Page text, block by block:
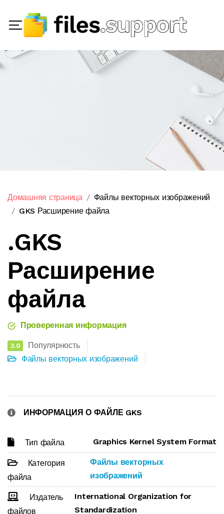
Домашняя страница
Файлы векторных изображений
GKS Расширение файла
.GKS
Расширение
файла
Проверенная информация
3.0
Популярность
Файлы векторных изображений
ИНФОРМАЦИЯ О ФАЙЛЕ GKS
Тип файла Graphics Kernel System Format
Категория
файла
Файлы векторных
изображений
Издатель
файлов
International Organization for
Standardization